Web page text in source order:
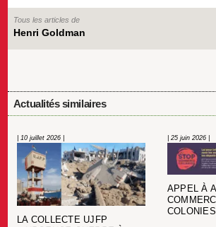
Tous les articles de
Henri Goldman
Actualités similaires
| 10 juillet 2026 |
LA COLLECTE UJFP
| 25 juin 2026 |
APPEL À